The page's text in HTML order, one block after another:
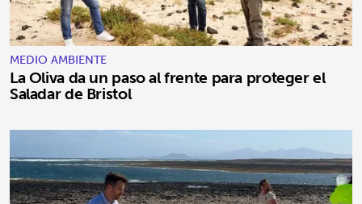
MEDIO AMBIENTE
La Oliva da un paso al frente para proteger el
Saladar de Bristol